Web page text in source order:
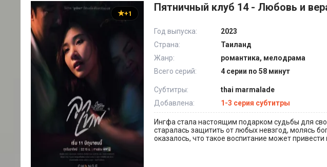
+1 Пятничный клуб 14 - Любовь и
Год выпуска:
2023
Страна:
Таиланд
Жанр:
романтика, мелодрама
Всего серий:
4 серии по 58 минут
Субтитры:
thai marmalade
Добавлена:
1-3 серия субтитры
Ингфа стала настоящим подарком судьбы для
старалась защитить от любых невзгод, молясь
оказалось, что такое воспитание может